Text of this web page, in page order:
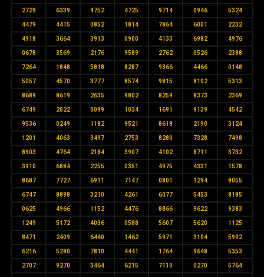
2729 6339 9752 4725 9714 0946 5324
4479 4415 0852 1814 7864 6001 2232
4918 3664 3913 0900 4133 6982 4976
0678 3569 2176 9589 2762 0526 2388
7264 1848 5818 8287 9366 4466 0148
5057 4570 3777 8574 9815 8102 5313
8689 8619 2635 9802 8259 8373 2369
6749 2022 0099 1034 1691 9139 4542
9536 0249 1182 9521 8618 2190 3124
1201 4063 3497 2753 8280 7328 7498
8903 4764 2184 3907 4102 8711 3732
3910 6884 2255 0351 4975 4331 1578
8687 7727 6911 7147 0801 1294 8055
6747 8898 3210 4261 6077 5453 8185
0625 4966 1152 4476 8866 9622 9383
1249 5172 4036 0588 5607 5620 1125
8471 2409 6440 1462 5971 3104 5992
6216 5280 7810 4441 1764 9648 5353
2707 9270 3464 6215 7110 0270 5764